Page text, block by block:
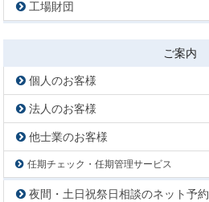
工場財団
ご案内
個人のお客様
法人のお客様
他士業のお客様
任期チェック・任期管理サービス
夜間・土日祝祭日相談のネット予約